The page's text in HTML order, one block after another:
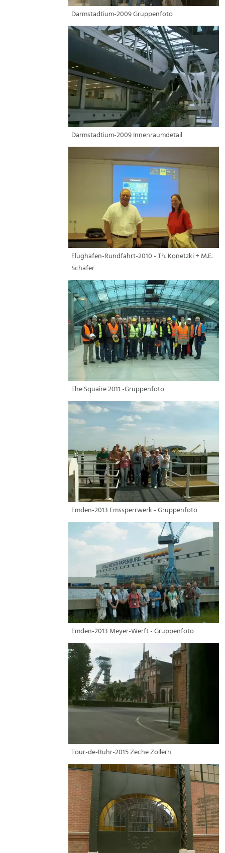
Darmstadtium-2009 Gruppenfoto
Darmstadtium-2009 Innenraumdetail
Flughafen-Rundfahrt-2010 - Th. Konetzki + M.E.
Schäfer
The Squaire 2011 -Gruppenfoto
Emden-2013 Emssperrwerk - Gruppenfoto
Emden-2013 Meyer-Werft - Gruppenfoto
Tour-de-Ruhr-2015 Zeche Zollern